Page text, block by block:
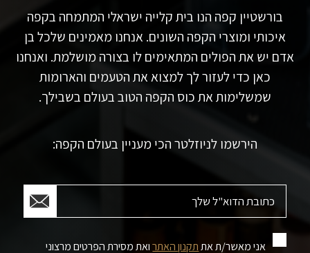
בורשטיין קפה הנו בית קלייה ישראלי המתמחה בקפה
איכותי ומוצרי הקפה השונים. אנחנו מאמינים שלכל בן
אדם יש את הפולים המתאימים לו בצורה מושלמת. ואנחנו
כאן כדי לעזור לך למצוא את הטעמים והארומות
שמשלימות את כוס הקפה הטוב בעולם בשבילך.
הירשמו לניוזלטר הכי מעניין בעולם הקפה:
אני מאשר/ת אתתקנון האתרואת מסירת הפרטים מרצוני